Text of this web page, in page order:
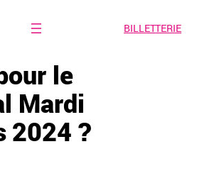
BILLETTERIE
le
Mardi
2024 ?